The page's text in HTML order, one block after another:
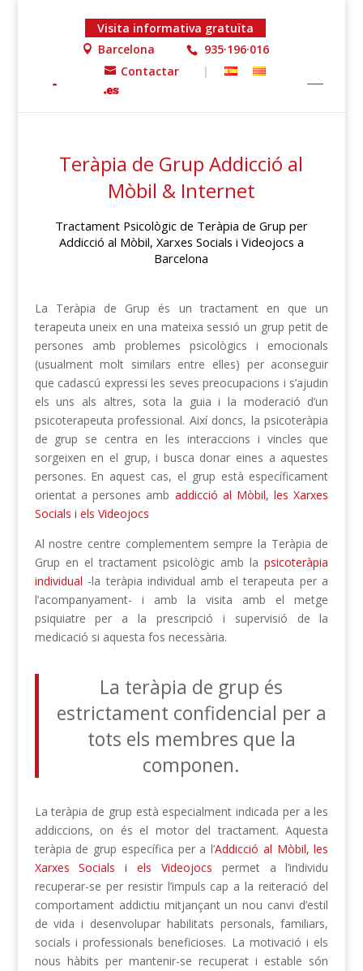
Visita informativa gratuïta
Barcelona
935·196·016
Contactar
|
Inicio
Teràpia de Grup Addicció al Mòbil, Xarxes Socials
Teràpia de Grup Addicció al
Mòbil & Internet
Tractament Psicològic de Teràpia de Grup per
Addicció al Mòbil, Xarxes Socials i Videojocs a
Barcelona
La Teràpia de Grup és un tractament en que un
terapeuta uneix en una mateixa sessió un grup petit de
persones amb problemes psicològics i emocionals
(usualment molt similars entre elles) per aconseguir
que cadascú expressi les seves preocupacions i s’ajudin
els uns als altres, sota la guia i la moderació d’un
psicoterapeuta professional. Així doncs, la psicoteràpia
de grup se centra en les interaccions i vincles que
sorgeixen en el grup, i busca donar eines a aquestes
persones. En aquest cas, el grup està específicament
orientat a persones amb addicció al Mòbil, les Xarxes
Socials i els Videojocs
Al nostre centre complementem sempre la Teràpia de
Grup en el tractament psicològic amb lapsicoteràpia
individual -la teràpia individual amb el terapeuta per a
l’acompanyament- i amb la visita amb el metge
psiquiatre per a la prescripció i supervisió de la
medicació si aquesta fos necessària.
La teràpia de grup és
estrictament confidencial per a
tots els membres que la
componen.
La teràpia de grup està especialment indicada per a les
addiccions, on és el motor del tractament. Aquesta
teràpia de grup específica per a l’Addicció al Mòbil, les
Xarxes Socials i els Videojocs permet a l’individu
recuperar-se per resistir l’impuls cap a la reiteració del
comportament addictiu mitjançant un nou canvi d’estil
de vida i desenvolupar habilitats personals, familiars,
socials i professionals beneficioses. La motivació i els
nous hàbits per mantenir-se recuperat i estable són